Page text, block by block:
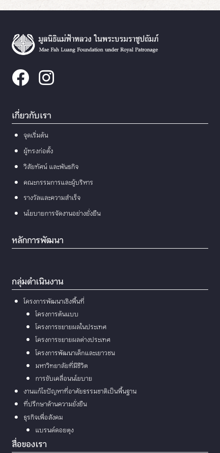
เกี่ยวกับเรา
จุดเริ่มต้น
ผู้ทรงก่อตั้ง
วิสัยทัศน์ และพันธกิจ
คณะกรรมการและผู้บริหาร
รางวัลและความสำเร็จ
นโยบายการจัดงานอย่างยั่งยืน
หลักการพัฒนา
กลุ่มดำเนินงาน
โครงการพัฒนาเชิงพื้นที่
โครงการต้นแบบ
โครงการขยายผลในประเทศ
โครงการขยายผลต่างประเทศ
โครงการพัฒนาเด็กและเยาวชน
มหาวิทยาลัยที่มีชีวิต
การขับเคลื่อนนโยบาย
งานแก้ไขปัญหาที่อาศัยธรรมชาติเป็นพื้นฐาน
ที่ปรึกษาด้านความยั่งยืน
ธุรกิจเพื่อสังคม
แบรนด์ดอยตุง
สื่อของเรา